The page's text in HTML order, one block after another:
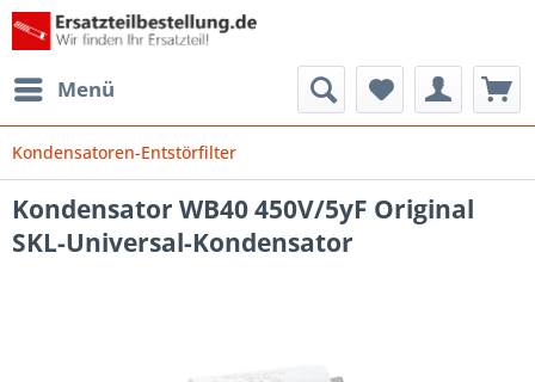
Menü
Kondensatoren-Entstörfilter
Kondensator WB40 450V/5yF Original
SKL-Universal-Kondensator